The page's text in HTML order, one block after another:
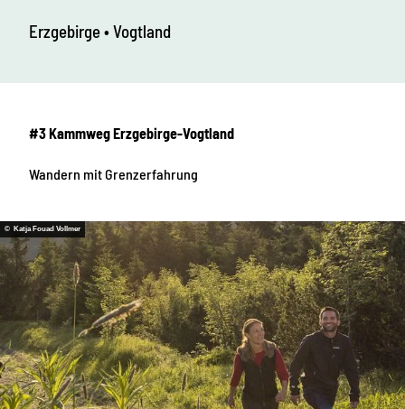
Erzgebirge • Vogtland
#3 Kammweg Erzgebirge-Vogtland
Wandern mit Grenzerfahrung
© Katja Fouad Vollmer